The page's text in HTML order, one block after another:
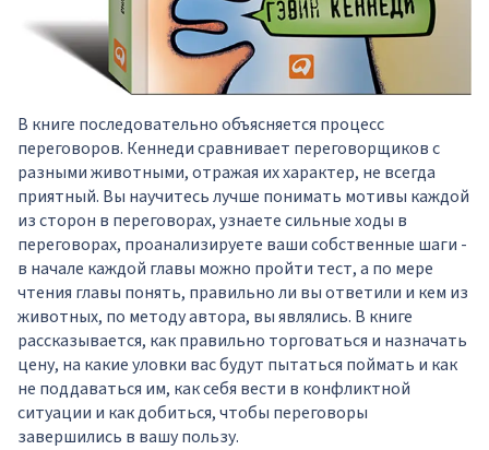
В книге последовательно объясняется процесс
переговоров. Кеннеди сравнивает переговорщиков с
разными животными, отражая их характер, не всегда
приятный. Вы научитесь лучше понимать мотивы каждой
из сторон в переговорах, узнаете сильные ходы в
переговорах, проанализируете ваши собственные шаги -
в начале каждой главы можно пройти тест, а по мере
чтения главы понять, правильно ли вы ответили и кем из
животных, по методу автора, вы являлись. В книге
рассказывается, как правильно торговаться и назначать
цену, на какие уловки вас будут пытаться поймать и как
не поддаваться им, как себя вести в конфликтной
ситуации и как добиться, чтобы переговоры
завершились в вашу пользу.